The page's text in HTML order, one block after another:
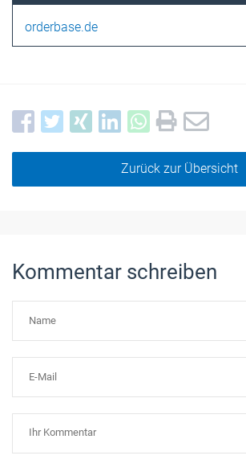
orderbase.de
Zurück zur Übersicht
Kommentar schreiben